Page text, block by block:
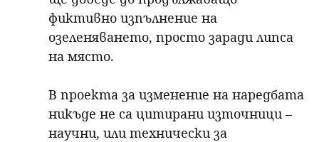
фиктивно изпълнение на
озеленяването, просто заради липса
на място.
В проекта за изменение на наредбата
никъде не са цитирани източници –
научни, или технически за